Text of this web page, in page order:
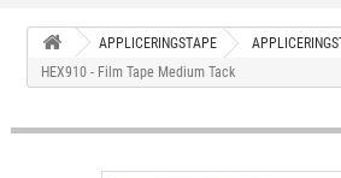
WRAPFOLIE
APPLICERINGSTAPE
HEX910 - Film Tape Medium Tack